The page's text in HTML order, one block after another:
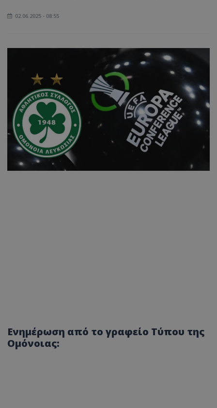
02.06.2025 - 08:55
Ενημέρωση από το γραφείο Τύπου της
Ομόνοιας: